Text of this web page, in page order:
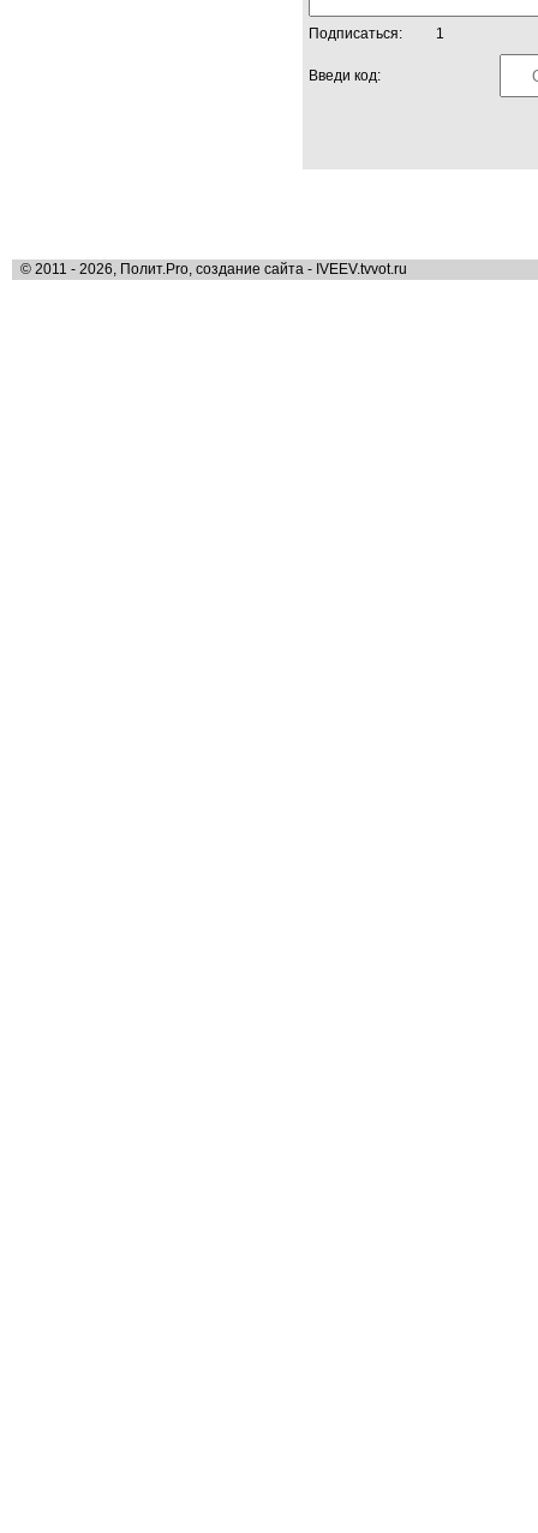
Подписаться: 1
Введи код:
© 2011 - 2026, Полит.Pro, создание сайта - IVEEV.tvvot.ru